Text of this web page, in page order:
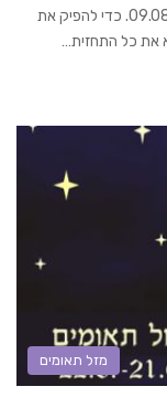
הורוסקופ שבועי תאומים מעודכן ל – 09.08.26-15.08.26. כדי להפיק את
את כל התחזית…
מזל תאומים